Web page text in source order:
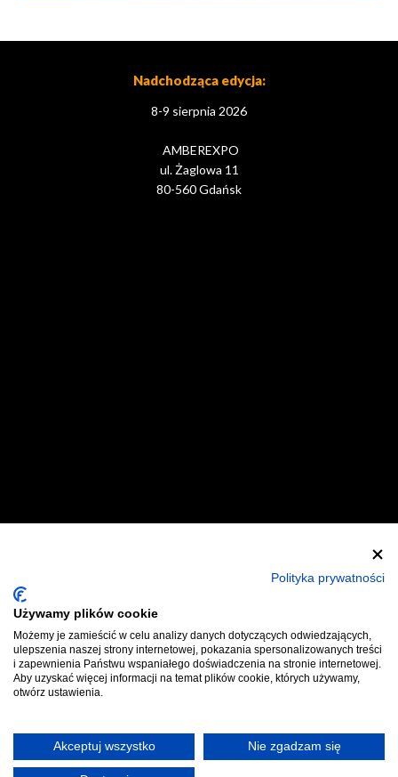
Nadchodząca edycja:
8-9 sierpnia 2026
AMBEREXPO
ul. Żaglowa 11
80-560 Gdańsk
Zostań Helperem
Polityka Prywatności
Kontakt Bilety
Polityka prywatności
Używamy plików cookie
Możemy je zamieścić w celu analizy danych dotyczących odwiedzających,
ulepszenia naszej strony internetowej, pokazania spersonalizowanych treści
i zapewnienia Państwu wspaniałego doświadczenia na stronie internetowej.
Aby uzyskać więcej informacji na temat plików cookie, których używamy,
otwórz ustawienia.
Akceptuj wszystko Nie zgadzam się